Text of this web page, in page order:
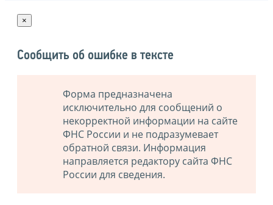
×
Сообщить об ошибке в тексте
Форма предназначена
исключительно для сообщений о
некорректной информации на сайте
ФНС России и не подразумевает
обратной связи. Информация
направляется редактору сайта ФНС
России для сведения.